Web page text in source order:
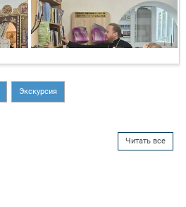
Экскурсия
Читать все